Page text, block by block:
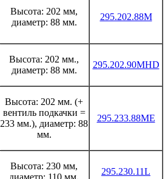
Высота: 202 мм,
диаметр: 88 мм.
295.202.88M
Высота: 202 мм.,
диаметр: 88 мм.
295.202.90MHD
Высота: 202 мм. (+
вентиль подкачки =
233 мм.), диаметр: 88
мм.
295.233.88ME
Высота: 230 мм,
295.230.11L